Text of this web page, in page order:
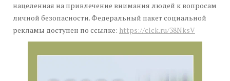
нацеленная на привлечение внимания людей к вопросам
личной безопасности. Федеральный пакет социальной
рекламы доступен по ссылке: https://clck.ru/38NksV